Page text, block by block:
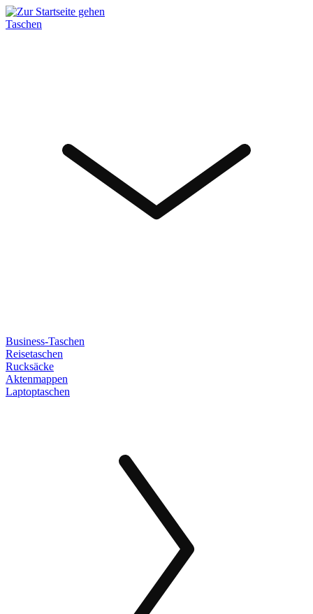
Taschen
Business-Taschen
Reisetaschen
Rucksäcke
Aktenmappen
Laptoptaschen